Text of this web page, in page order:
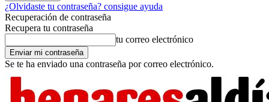
¿Olvidaste tu contraseña? consigue ayuda
Recuperación de contraseña
Recupera tu contraseña
tu correo electrónico
Se te ha enviado una contraseña por correo electrónico.